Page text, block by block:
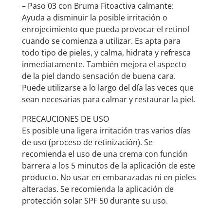
– Paso 03 con Bruma Fitoactiva calmante:
Ayuda a disminuir la posible irritación o
enrojecimiento que pueda provocar el retinol
cuando se comienza a utilizar. Es apta para
todo tipo de pieles, y calma, hidrata y refresca
inmediatamente. También mejora el aspecto
de la piel dando sensación de buena cara.
Puede utilizarse a lo largo del día las veces que
sean necesarias para calmar y restaurar la piel.
PRECAUCIONES DE USO
Es posible una ligera irritación tras varios días
de uso (proceso de retinización). Se
recomienda el uso de una crema con función
barrera a los 5 minutos de la aplicación de este
producto. No usar en embarazadas ni en pieles
alteradas. Se recomienda la aplicación de
protección solar SPF 50 durante su uso.